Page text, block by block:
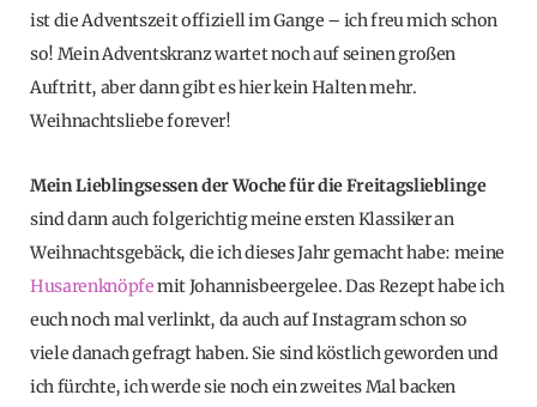
ist die Adventszeit offiziell im Gange – ich freu mich schon
so! Mein Adventskranz wartet noch auf seinen großen
Auftritt, aber dann gibt es hier kein Halten mehr.
Weihnachtsliebe forever!
Mein Lieblingsessen der Woche für die Freitagslieblinge
sind dann auch folgerichtig meine ersten Klassiker an
Weihnachtsgebäck, die ich dieses Jahr gemacht habe: meine
Husarenknöpfemit Johannisbeergelee. Das Rezept habe ich
euch noch mal verlinkt, da auch auf Instagram schon so
viele danach gefragt haben. Sie sind köstlich geworden und
ich fürchte, ich werde sie noch ein zweites Mal backen